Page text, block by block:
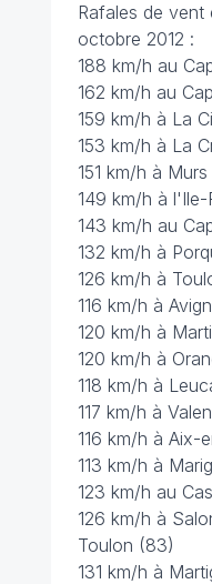
Rafales de vent
octobre 2012 :
188 km/h au
162 km/h au
159 km/h à La
153 km/h à La
151 km/h à
149 km/h à l'Ile-
143 km/h au
132 km/h à
126 km/h à
116 km/h à
120 km/h à
120 km/h à
118 km/h à
117 km/h à
116 km/h à Aix-
113 km/h à
123 km/h au
126 km/h à
Toulon (83)
131 km/h à